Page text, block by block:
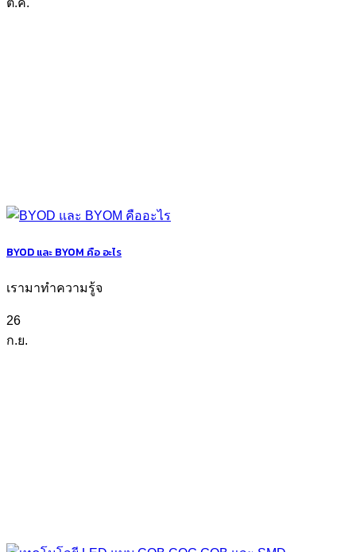
ต.ค.
BYOD และ BYOM คือ อะไร
เรามาทำความรู้จ
26
ก.ย.